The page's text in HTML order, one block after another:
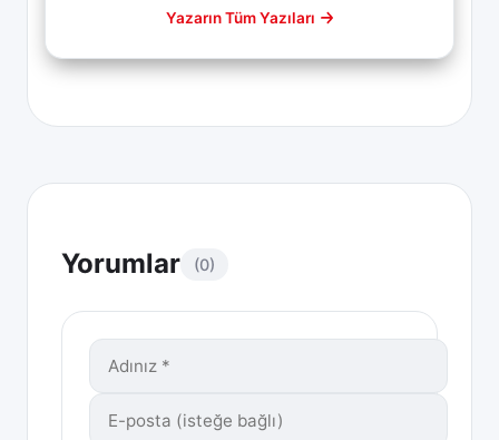
Yazarın Tüm Yazıları
Yorumlar (0)